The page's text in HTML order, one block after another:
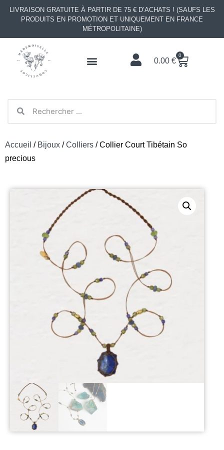
LIVRAISON GRATUITE À PARTIR DE 75 € D’ACHATS ! (SAUFS LES
PRODUITS EN PROMOTION ET UNIQUEMENT EN FRANCE
MÉTROPOLITAINE)
0.00€
0
Accueil / Bijoux /Colliers / Collier Court Tibétain So
precious